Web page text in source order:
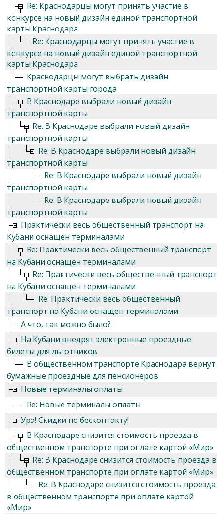
Re: Краснодарцы могут принять участие в
конкурсе на новый дизайн единой транспортной
карты Краснодара
Re: Краснодарцы могут принять участие в
конкурсе на новый дизайн единой транспортной
карты Краснодара
Краснодарцы могут выбрать дизайн
транспортной карты города
В Краснодаре выбрали новый дизайн
транспортной карты
Re: В Краснодаре выбрали новый дизайн
транспортной карты
Re: В Краснодаре выбрали новый дизайн
транспортной карты
Re: В Краснодаре выбрали новый дизайн
транспортной карты
Re: В Краснодаре выбрали новый дизайн
транспортной карты
Практически весь общественный транспорт на
Кубани оснащен терминалами
Re: Практически весь общественный транспорт
на Кубани оснащен терминалами
Re: Практически весь общественный транспорт
на Кубани оснащен терминалами
Re: Практически весь общественный
транспорт на Кубани оснащен терминалами
А что, так можно было?
На Кубани внедрят электронные проездные
билеты для льготников
В общественном транспорте Краснодара вернут
бумажные проездные для пенсионеров
Новые терминалы оплаты
Re: Новые терминалы оплаты
Ура! Скидки по бесконтакту!
В Краснодаре снизится стоимость проезда в
общественном транспорте при оплате картой «Мир»
Re: В Краснодаре снизится стоимость проезда в
общественном транспорте при оплате картой «Мир»
Re: В Краснодаре снизится стоимость проезда
в общественном транспорте при оплате картой
«Мир»